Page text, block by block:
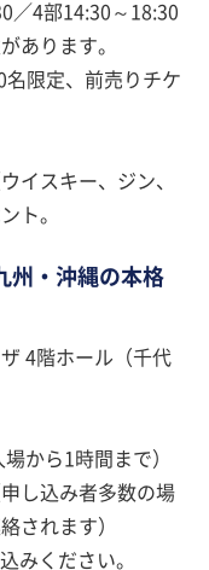
／4部14:30～18:30
あります。
名限定、前売りチケ
イスキー、ジン、
ト。
州・沖縄の本格
4階ホール（千代
から1時間まで）
し込み者多数の場
絡されます）
みください。